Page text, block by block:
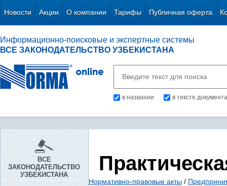
Новости Акции О компании Тарифы Публичная оферта
Информационно-поисковые и экспертные системы
ВСЕ ЗАКОНОДАТЕЛЬСТВО УЗБЕКИСТАНА
в названии в тексте документа
ВСЕ
ЗАКОНОДАТЕЛЬСТВО
УЗБЕКИСТАНА
Нормативно-правовые акты /